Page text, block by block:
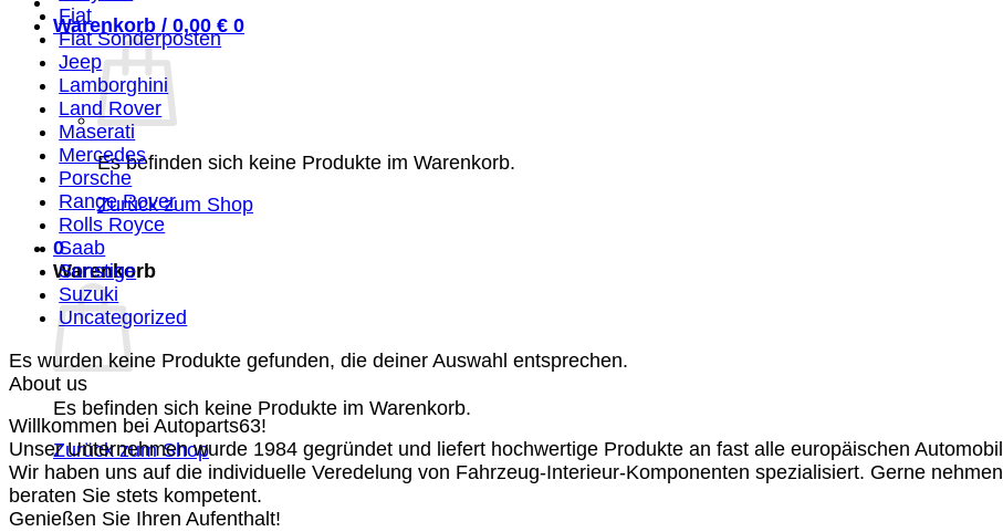
Warenkorb / 0,00 € 0
Es befinden sich keine Produkte im Warenkorb.
Zurück zum Shop
0
Warenkorb
Es befinden sich keine Produkte im Warenkorb.
Zurück zum Shop
Fiat
Fiat Sonderposten
Jeep
Lamborghini
Land Rover
Maserati
Mercedes
Porsche
Range Rover
Rolls Royce
Saab
Sonstige
Suzuki
Uncategorized
Es wurden keine Produkte gefunden, die deiner Auswahl entsprechen.
About us
Willkommen bei Autoparts63!
Unser Unternehmen wurde 1984 gegründet und liefert hochwertige Produkte an fast alle europäischen
Wir haben uns auf die individuelle Veredelung von Fahrzeug-Interieur-Komponenten spezialisiert. Gerne
beraten Sie stets kompetent.
Genießen Sie Ihren Aufenthalt!